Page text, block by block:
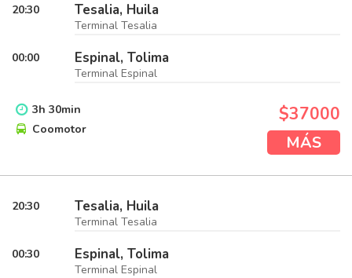
20:30 Tesalia, Huila
Terminal Tesalia
00:00 Espinal, Tolima
Terminal Espinal
3h 30min
Coomotor
$37000
MÁS
20:30 Tesalia, Huila
Terminal Tesalia
00:30 Espinal, Tolima
Terminal Espinal